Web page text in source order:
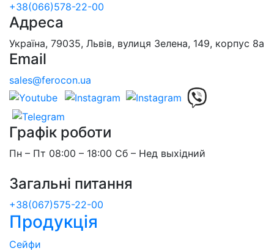
+38(066)578-22-00
Адреса
Україна, 79035, Львів, вулиця Зелена, 149, корпус 8а
Email
sales@ferocon.ua
Графік роботи
Пн – Пт 08:00 – 18:00 Сб – Нед выхідний
Загальні питання
+38(067)575-22-00
Продукція
Сейфи